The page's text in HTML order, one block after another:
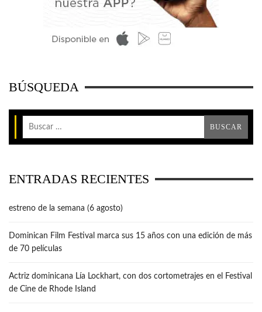
BÚSQUEDA
ENTRADAS RECIENTES
estreno de la semana (6 agosto)
Dominican Film Festival marca sus 15 años con una edición de más
de 70 películas
Actriz dominicana Lía Lockhart, con dos cortometrajes en el Festival
de Cine de Rhode Island